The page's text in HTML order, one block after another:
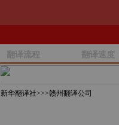
翻译流程 翻译速度
新华翻译社>>>赣州翻译公司